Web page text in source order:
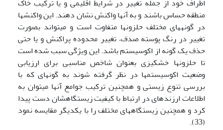
منطقه حساس باشند و به آن­ها واکنش نشان دهند. این واکنش­ها
در گونه­های مختلف حلزون­ها متفاوت است و می­تواند بصورت
تغییر در رنگ پوسته صدف، تغییر محدوده پراکنش و یا حتی
حذف یک گونه از اکوسیستم باشد. این ویژگی سبب شده است
تا حلزون­ها خشکی­زی بعنوان شاخص مناسبی برای ارزیابی
وضعیت اکوسیستم­ها در نظر گرفته شوند به گونه­ای که با
بررسی تنوع زیستی و همچنین ترکیب جوامع آن­ها می­توان به
اطلاعات ارزنده­ای در ارتباط با کیفیت زیستگاه­شان دست پیدا
کرد و همچنین زیستگاه­های مختلف را با یکدیگر مقایسه نمود
(33).